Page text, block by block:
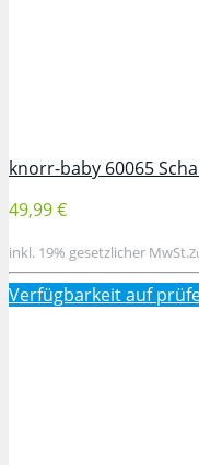
knorr-baby 60065
49,99 €
inkl. 19% gesetzlicher MwSt.
Verfügbarkeit auf